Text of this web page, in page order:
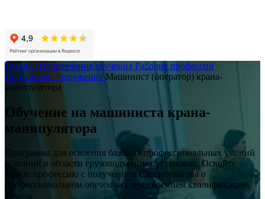
Главная Направления обучения Рабочие профессии
Подъемные сооружения Машинист (оператор) крана-
манипулятора
Обучение на машиниста крана-
манипулятора
Программа для освоения базовых профессиональных умений
и знаний в области грузоподъемных установок. Освойте
новую профессию с получением Свидетельства о
профессиональном обучении с присвоением квалификации.